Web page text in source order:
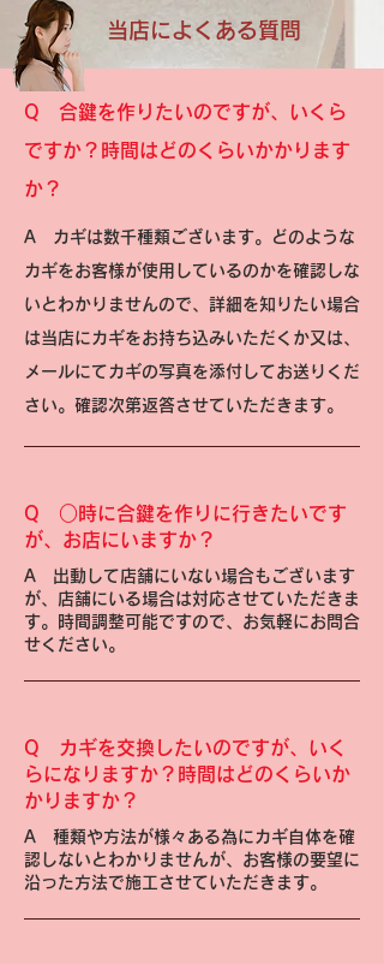
​当店によくある質問
Q 合鍵を作りたいのですが、いくら
ですか？時間はどのくらいかかります
か？
A カギは数千種類ございます。どのような
カギをお客様が使用しているのかを確認しな
いとわかりませんので、詳細を知りたい場合
は当店にカギをお持ち込みいただくか又は、
メールにてカギの写真を添付してお送りくだ
さい。確認次第返答させていただきます。
Q ○時に合鍵を作りに行きたいです
が、お店にいますか？
A 出動して店舗にいない場合もございます
が、店舗にいる場合は対応させていただきま
す。時間調整可能ですので、お気軽にお問合
せください。
Q
カギを交換したいのですが、いく
らになりますか？時間はどのくらいか
かりますか？
A 種類や方法が様々ある為にカギ自体を確
認しないとわかりませんが、お客様の要望に
沿った方法で施工させていただきます。